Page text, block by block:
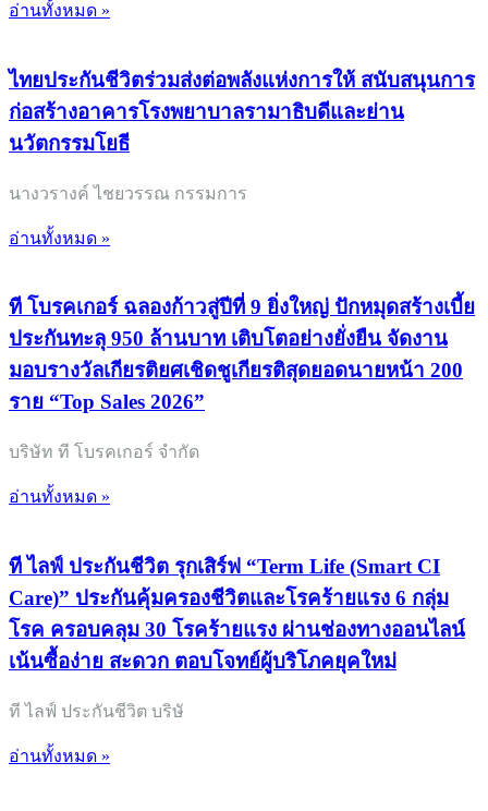
อ่านทั้งหมด »
ไทยประกันชีวิตร่วมส่งต่อพลังแห่งการให้ สนับสนุนการ
ก่อสร้างอาคารโรงพยาบาลรามาธิบดีและย่าน
นวัตกรรมโยธี
นางวรางค์ ไชยวรรณ กรรมการ
อ่านทั้งหมด »
ที โบรคเกอร์ ฉลองก้าวสู่ปีที่ 9 ยิ่งใหญ่ ปักหมุดสร้างเบี้ย
ประกันทะลุ 950 ล้านบาท เติบโตอย่างยั่งยืน จัดงาน
มอบรางวัลเกียรติยศเชิดชูเกียรติสุดยอดนายหน้า 200
ราย “Top Sales 2026”
บริษัท ที โบรคเกอร์ จำกัด
อ่านทั้งหมด »
ที ไลฟ์ ประกันชีวิต รุกเสิร์ฟ “Term Life (Smart CI
Care)” ประกันคุ้มครองชีวิตและโรคร้ายแรง 6 กลุ่ม
โรค ครอบคลุม 30 โรคร้ายแรง ผ่านช่องทางออนไลน์
เน้นซื้อง่าย สะดวก ตอบโจทย์ผู้บริโภคยุคใหม่
ที ไลฟ์ ประกันชีวิต บริษั
อ่านทั้งหมด »